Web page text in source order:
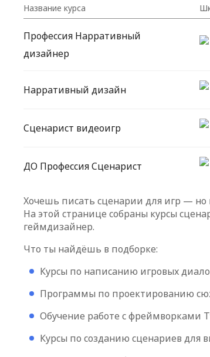
Название курса
Профессия Нарративный
дизайнер
Нарративный дизайн
Сценарист видеоигр
ДО Профессия Сценарист
Хочешь писать сценарии для игр — но
На этой странице собраны курсы
геймдизайнер.
Что ты найдёшь в подборке:
Курсы по написанию игровых
Программы по проектированию
Обучение работе с фреймворками
Курсы по созданию сценариев для